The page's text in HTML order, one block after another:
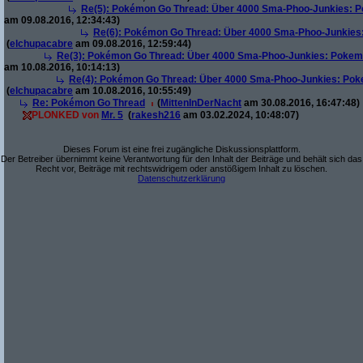
Re(5): Pokémon Go Thread: Über 4000 Sma-Phoo-Junkies:
am 09.08.2016, 12:34:43)
Re(6): Pokémon Go Thread: Über 4000 Sma-Phoo-
(elchupacabre am 09.08.2016, 12:59:44)
Re(3): Pokémon Go Thread: Über 4000 Sma-Phoo-Junkies:
am 10.08.2016, 10:14:13)
Re(4): Pokémon Go Thread: Über 4000 Sma-Phoo-Junkies:
(elchupacabre am 10.08.2016, 10:55:49)
Re: Pokémon Go Thread
(MittenInDerNacht am 30.08.2016, 16:47:48)
PLONKED von Mr. 5 (rakesh216 am 03.02.2024, 10:48:07)
Dieses Forum ist eine frei zugängliche Diskussionsplattform.
Der Betreiber übernimmt keine Verantwortung für den Inhalt der Beiträge und behält sich das
Recht vor, Beiträge mit rechtswidrigem oder anstößigem Inhalt zu löschen.
Datenschutzerklärung